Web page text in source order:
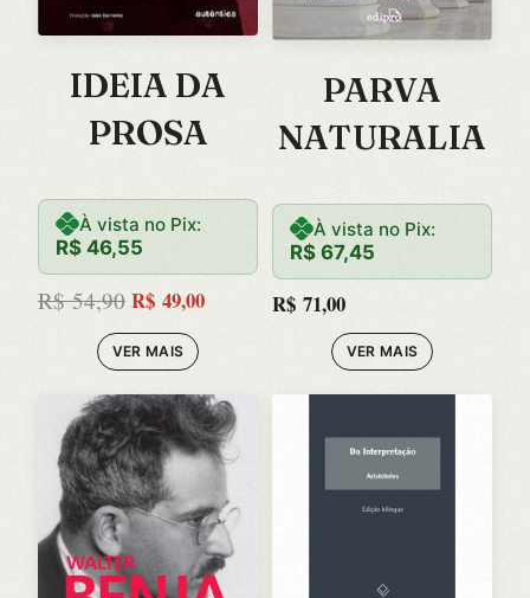
IDEIA DA
PROSA
À vista no Pix:
R$ 46,55
R$54,90
O
preço
R$ 54,90.
R$49,00
O
preço
R$ 49,00.
VER MAIS
PARVA
NATURALIA
À vista no Pix:
R$ 67,45
R$ 71,00
VER MAIS